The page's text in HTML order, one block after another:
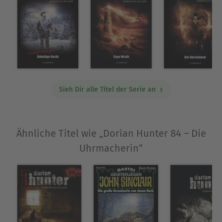
Sieh Dir alle Titel der Serie an
Ähnliche Titel wie „Dorian Hunter 84 – Die
Uhrmacherin“